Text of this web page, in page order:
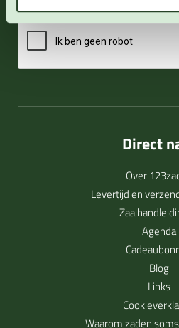
Direct
Over
Levertijd en
Agenda
Blog
Links
Waarom zaden